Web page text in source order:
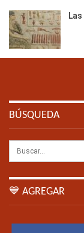
BÚSQUEDA
💙 AGREGAR